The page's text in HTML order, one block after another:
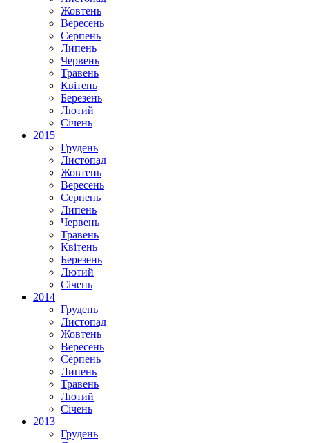
Жовтень
Вересень
Серпень
Липень
Червень
Травень
Квітень
Березень
Лютий
Січень
2015
Грудень
Листопад
Жовтень
Вересень
Серпень
Липень
Червень
Травень
Квітень
Березень
Лютий
Січень
2014
Грудень
Листопад
Жовтень
Вересень
Серпень
Липень
Травень
Лютий
Січень
2013
Грудень